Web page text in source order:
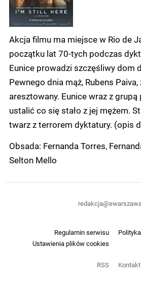
Akcja filmu ma miejsce w Rio de
początku lat 70-tych podczas
Eunice prowadzi szczęśliwy dom
Pewnego dnia mąż, Rubens
aresztowany. Eunice wraz z grupą
ustalić co się stało z jej mężem.
twarz z terrorem dyktatury. (opis
Obsada: Fernanda Torres,
Selton Mello
Regulamin serwisu
Ustawienia plików cookies
RSS Kontakt